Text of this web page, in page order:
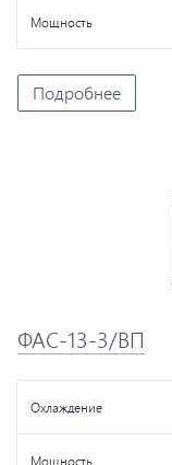
Мощность
Подробнее
ФАС-13-3/ВП
Охлаждение
Мощность